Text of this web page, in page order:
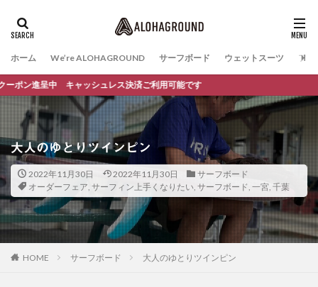
ホーム We’re ALOHAGROUND サーフボード ウェットスーツ ファ
シュレス決済ご利用可能です
大人のゆとりツインピン
2022年11月30日 2022年11月30日
サーフボード
オーダーフェア, サーフィン上手くなりたい, サーフボード, 一宮, 千葉
HOME サーフボード 大人のゆとりツインピン